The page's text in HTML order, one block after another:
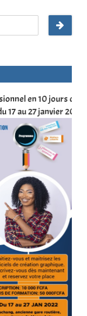
en 10 jours de
au 27 janvier 2022